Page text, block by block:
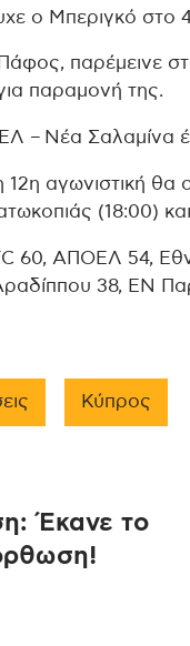
ο Μπεριγκό στο
παρέμεινε
παραμονή της.
– Νέα Σαλαμίνα
αγωνιστική θα
(18:00)
60, ΑΠΟΕΛ 54,
38, ΕΝ
Κύπρος
Έκανε το